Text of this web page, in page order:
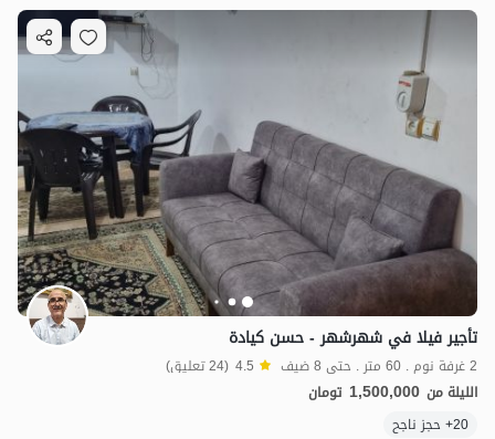
تأجير فيلا في شهرشهر - حسن كيادة
2 غرفة نوم . 60 متر . حتى 8 ضيف 4.5 (24 تعليق)
الليلة من 1,500,000 تومان
20+ حجز ناجح